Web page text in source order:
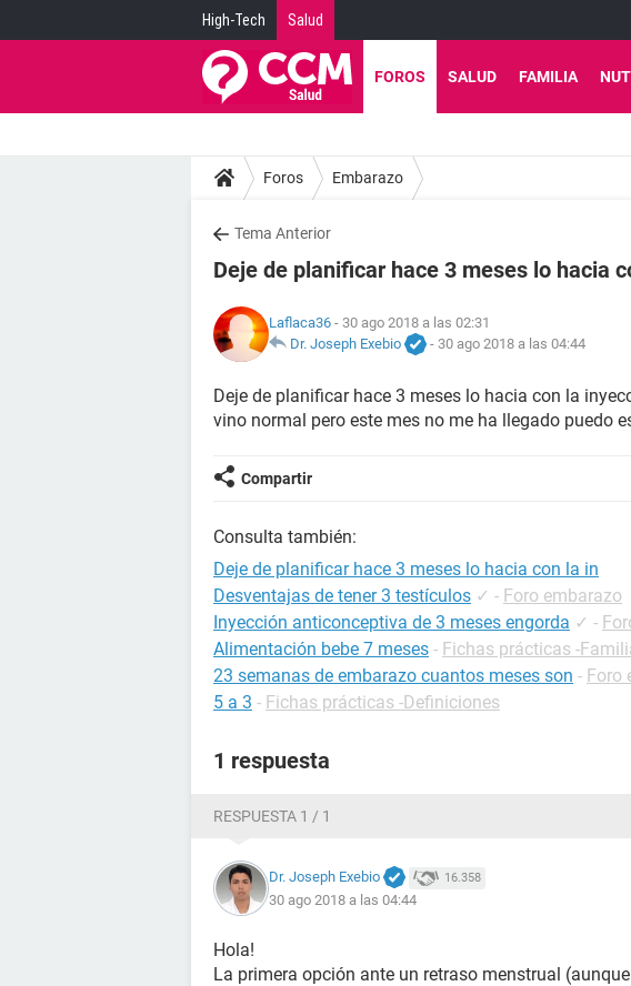
High-Tech Salud
FOROS SALUD FAMILIA
Foros Embarazo
Tema Anterior
Deje de planificar hace 3 meses lo hacia
Laflaca36 - 30 ago 2018 a las 02:31
Dr. Joseph Exebio
- 30 ago 2018 a las 04:44
Deje de planificar hace 3 meses lo hacia con la
vino normal pero este mes no me ha llegado puedo
Compartir
Consulta también:
Deje de planificar hace 3 meses lo hacia con la in
Desventajas de tener 3 testículos ✓ - Foro embarazo
Inyección anticonceptiva de 3 meses engorda ✓ -
Alimentación bebe 7 meses - Fichas prácticas -
23 semanas de embarazo cuantos meses son - Foro
5 a 3 - Fichas prácticas -Definiciones
1 respuesta
RESPUESTA 1 / 1
Dr. Joseph Exebio 16.358
30 ago 2018 a las 04:44
Hola!
La primera opción ante un retraso menstrual